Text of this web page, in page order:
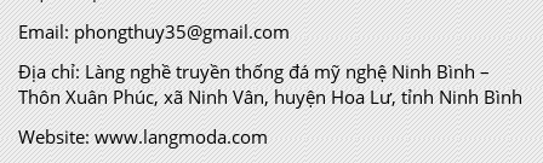
Email: phongthuy35@gmail.com
Địa chỉ:Làng nghề truyền thống đá mỹ nghệ Ninh Bình –
Thôn Xuân Phúc, xã Ninh Vân, huyện Hoa Lư, tỉnh Ninh Bình
Website: www.langmoda.com